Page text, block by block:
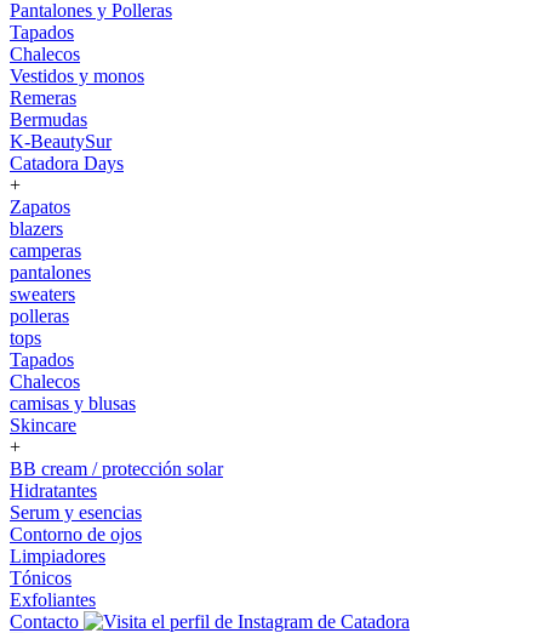
Pantalones y Polleras
Tapados
Chalecos
Vestidos y monos
Remeras
Bermudas
K-BeautySur
Catadora Days
+
Zapatos
blazers
camperas
pantalones
sweaters
polleras
tops
Tapados
Chalecos
camisas y blusas
Skincare
+
BB cream / protección solar
Hidratantes
Serum y esencias
Contorno de ojos
Limpiadores
Tónicos
Exfoliantes
Contacto